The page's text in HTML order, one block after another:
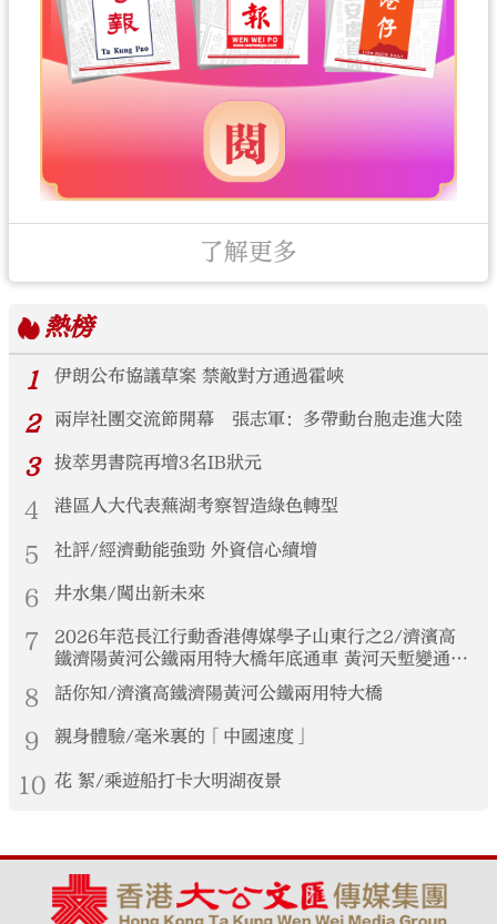
了解更多
熱榜
1
伊朗公布協議草案 禁敵對方通過霍峽
2 兩岸社團交流節開幕 張志軍：多帶動台胞走進大陸
3 拔萃男書院再增3名IB狀元
4 港區人大代表蕪湖考察智造綠色轉型
5 社評/經濟動能強勁 外資信心續增
6 井水集/闖出新未來
7
2026年范長江行動香港傳媒學子山東行之2/濟濱高
鐵濟陽黃河公鐵兩用特大橋年底通車 黃河天塹變通途
港生見證大國基建實力
8 話你知/濟濱高鐵濟陽黃河公鐵兩用特大橋
9 親身體驗/毫米裏的「中國速度」
10 花 絮/乘遊船打卡大明湖夜景